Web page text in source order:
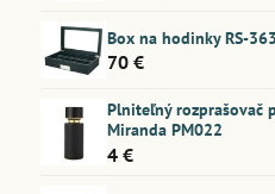
Box na hodinky RS-
70 €
Plniteľný rozprašovač
Miranda PM022
4 €